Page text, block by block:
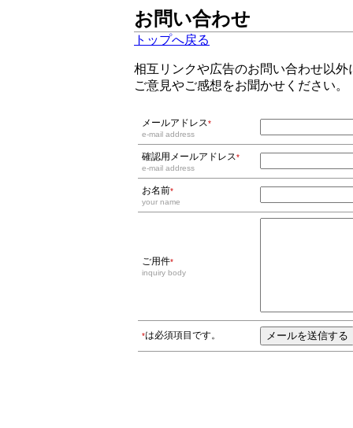
お問い合わせ
トップへ戻る
相互リンクや広告のお問い合わせ以外
ご意見やご感想をお聞かせください。
メールアドレス*
e-mail address
確認用メールアドレス*
e-mail address
お名前*
your name
ご用件*
inquiry body
*は必須項目です。